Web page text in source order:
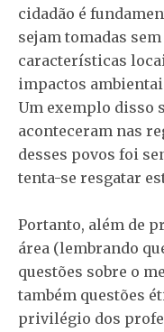
cidadão é
sejam tomadas
características
impactos
Um exemplo disso
aconteceram nas
desses povos foi
tenta-se resgatar
Portanto, além de
área (lembrando
questões sobre o
também questões
privilégio dos